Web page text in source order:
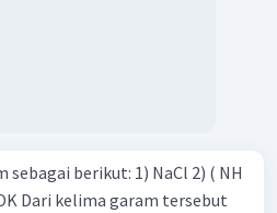
1) NaCl 2) ( NH